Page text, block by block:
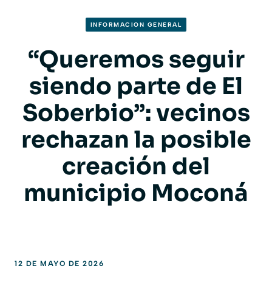
INFORMACION GENERAL
“Queremos seguir
siendo parte de El
Soberbio”: vecinos
rechazan la posible
creación del
municipio Moconá
12 DE MAYO DE 2026